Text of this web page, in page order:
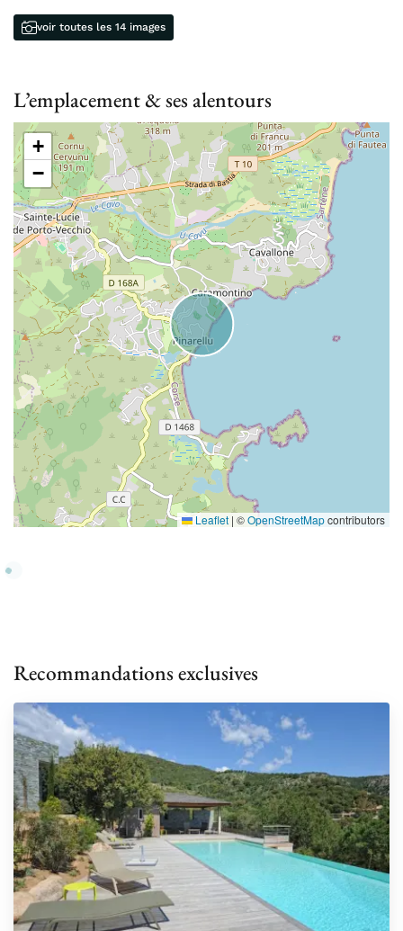
voir toutes les 14 images
L’emplacement & ses alentours
+
−
Leaflet | ©OpenStreetMapcontributors
Recommandations exclusives